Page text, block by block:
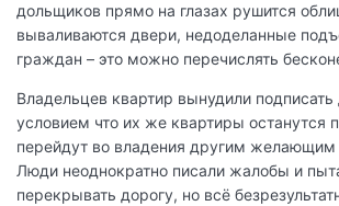
дольщиков прямо на глазах рушится
вываливаются двери, недоделанные
граждан – это можно перечислять
Владельцев квартир вынудили подписать
условием что их же квартиры останутся
перейдут во владения другим желающим
Люди неоднократно писали жалобы и
перекрывать дорогу, но всё